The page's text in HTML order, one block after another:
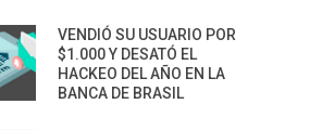
VENDIÓ SU USUARIO POR
$1.000 Y DESATÓ EL
HACKEO DEL AÑO EN LA
BANCA DE BRASIL